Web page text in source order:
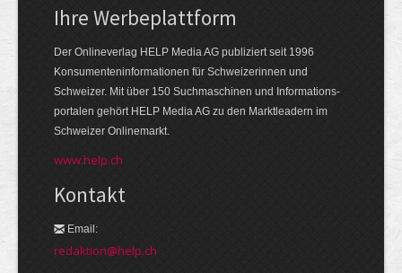
Ihre Werbeplattform
Der Onlineverlag HELP Media AG publiziert seit 1996
Konsumenten­informationen für Schweizerinnen und
Schweizer. Mit über 150 Suchmaschinen und Informations­
portalen gehört HELP Media AG zu den Markt­leadern im
Schweizer Onlinemarkt.
www.help.ch
Kontakt
Email:
redaktion@help.ch